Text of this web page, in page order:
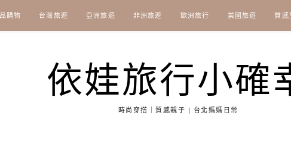
購物 台灣旅遊 亞洲旅遊 非洲旅遊 歐洲旅行 美國旅遊 質感
依娃旅行小確
時尚穿搭｜質感親子 | 台北媽媽日常